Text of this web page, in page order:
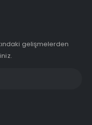
gelişmelerden